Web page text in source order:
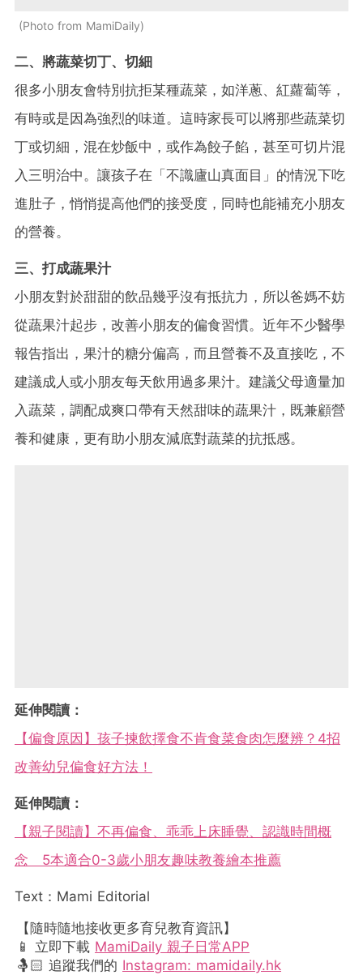
Photo from MamiDaily
二、將蔬菜切丁、切細
很多小朋友會特別抗拒某種蔬菜，如洋蔥、紅蘿蔔等，
有時或是因為強烈的味道。這時家長可以將那些蔬菜切
丁或切細，混在炒飯中，或作為餃子餡，甚至可切片混
入三明治中。讓孩子在「不識廬山真面目」的情況下吃
進肚子，悄悄提高他們的接受度，同時也能補充小朋友
的營養。
三、打成蔬果汁
小朋友對於甜甜的飲品幾乎沒有抵抗力，所以爸媽不妨
從蔬果汁起步，改善小朋友的偏食習慣。近年不少醫學
報告指出，果汁的糖分偏高，而且營養不及直接吃，不
建議成人或小朋友每天飲用過多果汁。建議父母適量加
入蔬菜，調配成爽口帶有天然甜味的蔬果汁，既兼顧營
養和健康，更有助小朋友減底對蔬菜的抗抵感。
延伸閱讀：
【偏食原因】孩子揀飲擇食不肯食菜食肉怎麼辨？4招
改善幼兒偏食好方法！
延伸閱讀：
【親子閱讀】不再偏食、乖乖上床睡覺、認識時間概
念 5本適合0-3歲小朋友趣味教養繪本推薦
Text：Mami Editorial
【隨時隨地接收更多育兒教育資訊】
📱 立即下載 MamiDaily 親子日常APP
🤱🏻 追蹤我們的 Instagram: mamidaily.hk